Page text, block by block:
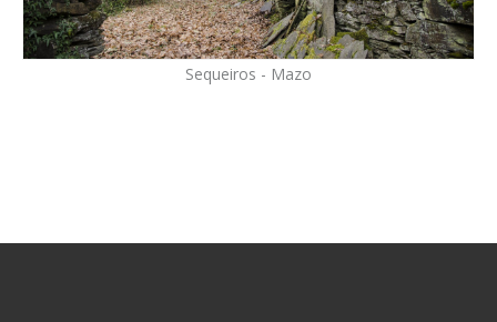
Sequeiros - Mazo